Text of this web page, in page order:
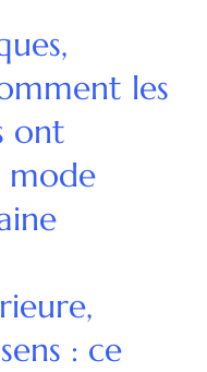
les
ont
mode
: ce